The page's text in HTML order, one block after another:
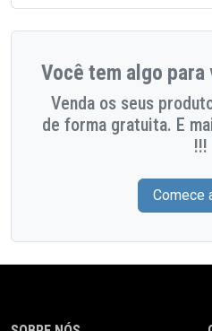
Você tem algo para
Venda os seus
de forma gratuita. E
!!!
Comece